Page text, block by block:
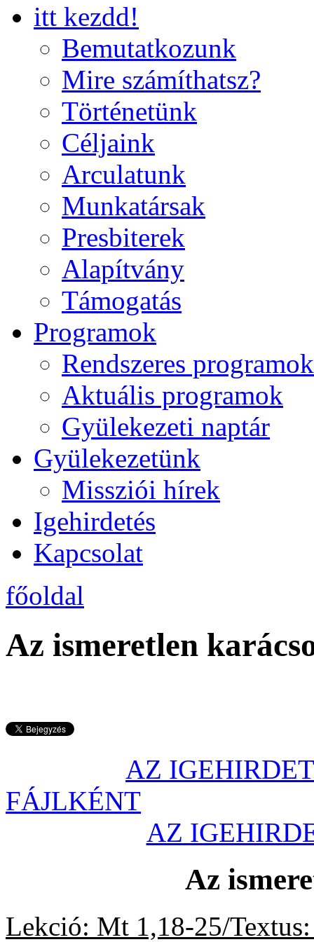
itt kezdd!
Bemutatkozunk
Mire számíthatsz?
Történetünk
Céljaink
Arculatunk
Munkatársak
Presbiterek
Alapítvány
Támogatás
Programok
Rendszeres programok
Aktuális programok
Gyülekezeti naptár
Gyülekezetünk
Missziói hírek
Igehirdetés
Kapcsolat
főoldal
Az ismeretlen
AZ
FÁJLKÉNT
AZ
Az
Lekció: Mt 1,18-25/